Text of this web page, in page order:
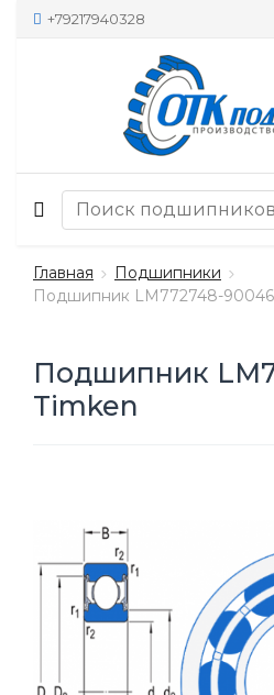
+79217940328
Главная
Подшипники
Подшипник LM772748-
Подшипник
Timken